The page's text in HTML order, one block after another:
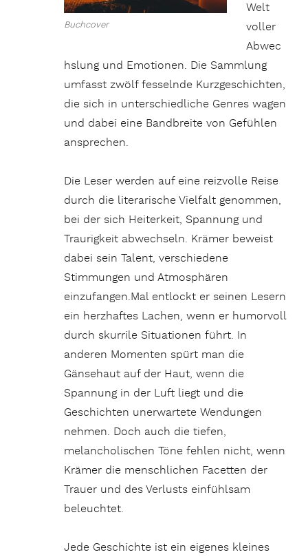
Buchcover
Welt
voller
Abwec
hslung und Emotionen. Die Sammlung
umfasst zwölf fesselnde Kurzgeschichten,
die sich in unterschiedliche Genres wagen
und dabei eine Bandbreite von Gefühlen
ansprechen.
Die Leser werden auf eine reizvolle Reise
durch die literarische Vielfalt genommen,
bei der sich Heiterkeit, Spannung und
Traurigkeit abwechseln. Krämer beweist
dabei sein Talent, verschiedene
Stimmungen und Atmosphären
einzufangen.Mal entlockt er seinen Lesern
ein herzhaftes Lachen, wenn er humorvoll
durch skurrile Situationen führt. In
anderen Momenten spürt man die
Gänsehaut auf der Haut, wenn die
Spannung in der Luft liegt und die
Geschichten unerwartete Wendungen
nehmen. Doch auch die tiefen,
melancholischen Töne fehlen nicht, wenn
Krämer die menschlichen Facetten der
Trauer und des Verlusts einfühlsam
beleuchtet.
Jede Geschichte ist ein eigenes kleines